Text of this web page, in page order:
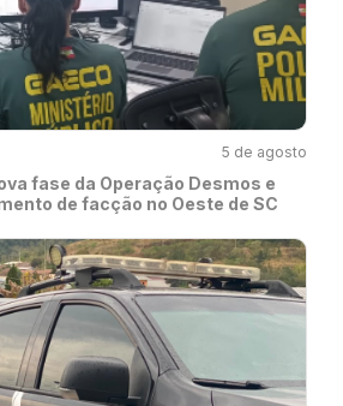
5 de agosto
fase da Operação Desmos e
de facção no Oeste de SC